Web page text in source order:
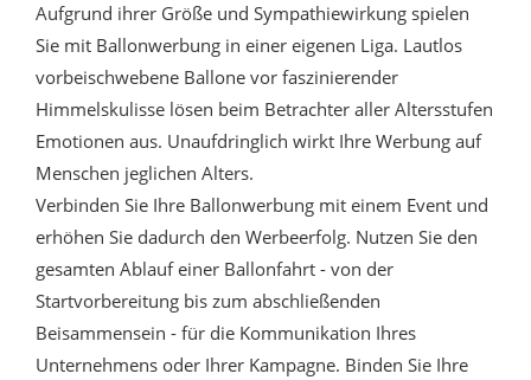
Aufgrund ihrer Größe und Sympathiewirkung spielen
Sie mit Ballonwerbung in einer eigenen Liga. Lautlos
vorbeischwebene Ballone vor faszinierender
Himmelskulisse lösen beim Betrachter aller Altersstufen
Emotionen aus. Unaufdringlich wirkt Ihre Werbung auf
Menschen jeglichen Alters.
Verbinden Sie Ihre Ballonwerbung mit einem Event und
erhöhen Sie dadurch den Werbeerfolg. Nutzen Sie den
gesamten Ablauf einer Ballonfahrt - von der
Startvorbereitung bis zum abschließenden
Beisammensein - für die Kommunikation Ihres
Unternehmens oder Ihrer Kampagne. Binden Sie Ihre